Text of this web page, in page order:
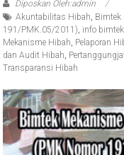
Diposkan Oleh:admin
Akuntabilitas Hibah,Bimtek
191/PMK.05/2011),info
Mekanisme Hibah, Pelaporan
Transparansi Hibah